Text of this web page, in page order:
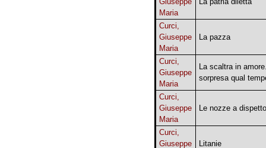
Maria
Curci,
Giuseppe
Maria
La pazza
Curci,
Giuseppe
Maria
La scaltra in
sorpresa qual
Curci,
Giuseppe
Maria
Le nozze a dispetto
Curci,
Giuseppe
Litanie